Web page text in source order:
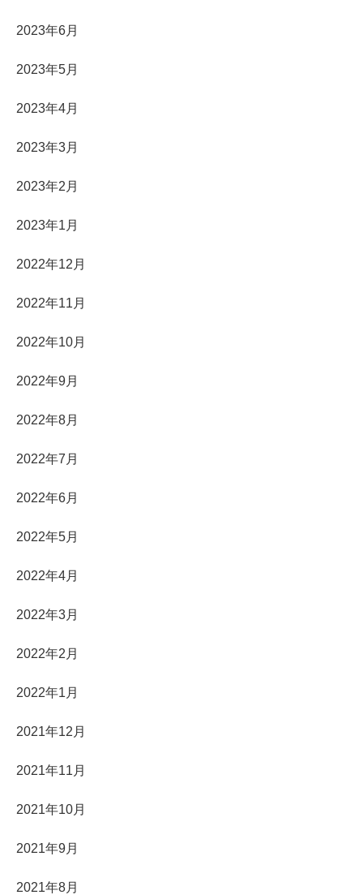
2023年6月
2023年5月
2023年4月
2023年3月
2023年2月
2023年1月
2022年12月
2022年11月
2022年10月
2022年9月
2022年8月
2022年7月
2022年6月
2022年5月
2022年4月
2022年3月
2022年2月
2022年1月
2021年12月
2021年11月
2021年10月
2021年9月
2021年8月